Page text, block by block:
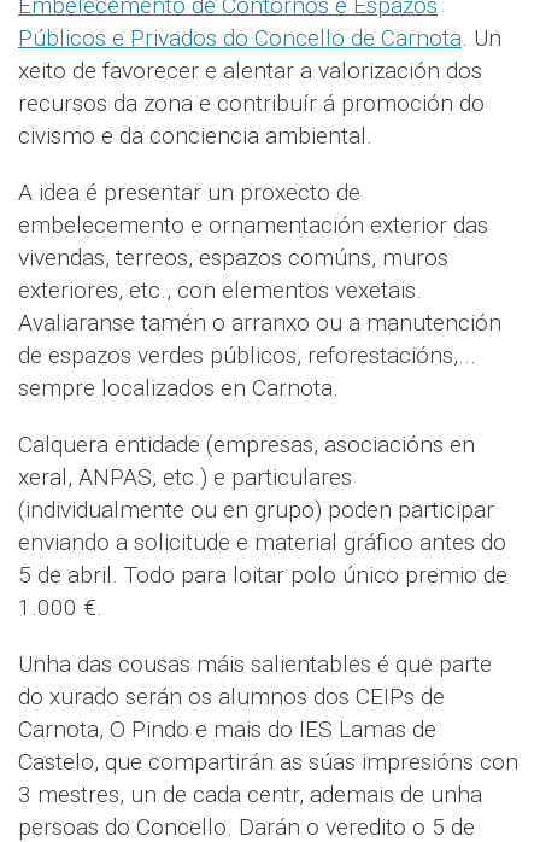
Públicos e Privados do Concello de Carnota. Un
xeito de favorecer e alentar a valorización dos
recursos da zona e contribuír á promoción do
civismo e da conciencia ambiental.
A idea é presentar un proxecto de
embelecemento e ornamentación exterior das
vivendas, terreos, espazos comúns, muros
exteriores, etc., con elementos vexetais.
Avaliaranse tamén o arranxo ou a manutención
de espazos verdes públicos, reforestacións,...
sempre localizados en Carnota.
Calquera entidade (empresas, asociacións en
xeral, ANPAS, etc.) e particulares
(individualmente ou en grupo) poden participar
enviando a solicitude e material gráfico antes do
5 de abril. Todo para loitar polo único premio de
1.000 €.
Unha das cousas máis salientables é que parte
do xurado serán os alumnos dos CEIPs de
Carnota, O Pindo e mais do IES Lamas de
Castelo, que compartirán as súas impresións con
3 mestres, un de cada centr, ademais de unha
persoas do Concello. Darán o veredito o 5 de